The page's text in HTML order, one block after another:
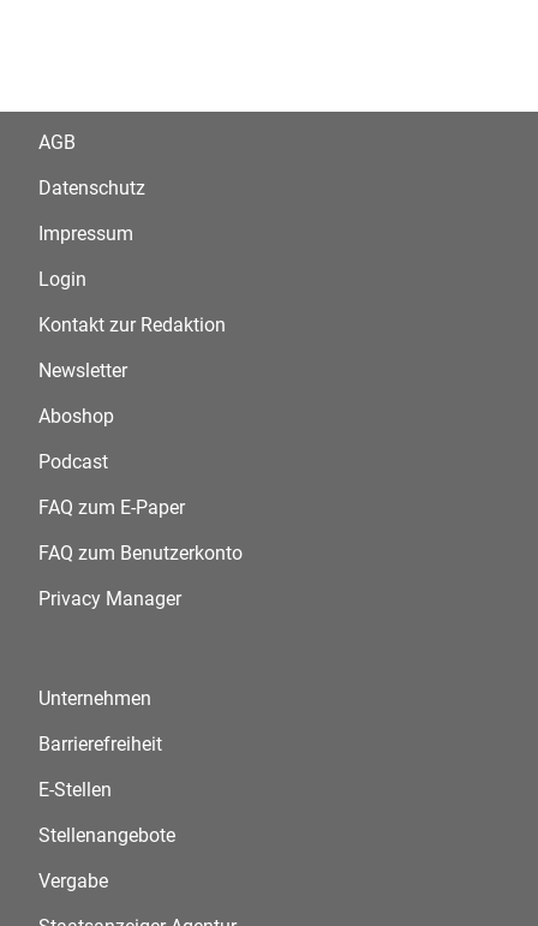
AGB
Datenschutz
Impressum
Login
Kontakt zur Redaktion
Newsletter
Aboshop
Podcast
FAQ zum E-Paper
FAQ zum Benutzerkonto
Privacy Manager
Unternehmen
Barrierefreiheit
E-Stellen
Stellenangebote
Vergabe